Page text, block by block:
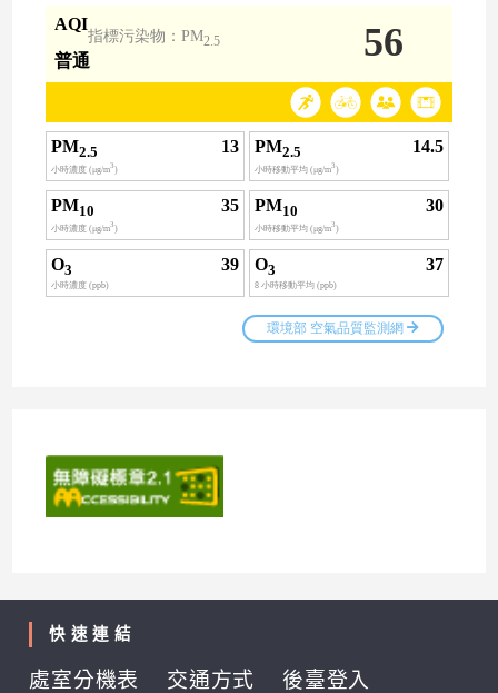
快速連結
處室分機表 交通方式 後臺登入